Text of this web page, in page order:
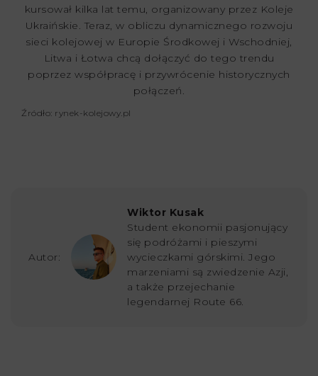
kursował kilka lat temu, organizowany przez Koleje
Ukraińskie. Teraz, w obliczu dynamicznego rozwoju
sieci kolejowej w Europie Środkowej i Wschodniej,
Litwa i Łotwa chcą dołączyć do tego trendu
poprzez współpracę i przywrócenie historycznych
połączeń.
Źródło: rynek-kolejowy.pl
Autor:
Wiktor Kusak
Student ekonomii pasjonujący
się podróżami i pieszymi
wycieczkami górskimi. Jego
marzeniami są zwiedzenie Azji,
a także przejechanie
legendarnej Route 66.